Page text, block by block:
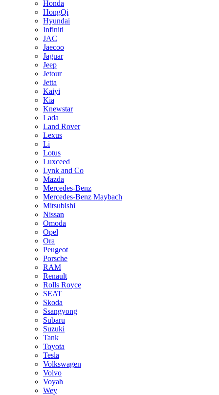
Honda
HongQi
Hyundai
Infiniti
JAC
Jaecoo
Jaguar
Jeep
Jetour
Jetta
Kaiyi
Kia
Knewstar
Lada
Land Rover
Lexus
Li
Lotus
Luxceed
Lynk and Co
Mazda
Mercedes-Benz
Mercedes-Benz Maybach
Mitsubishi
Nissan
Omoda
Opel
Ora
Peugeot
Porsche
RAM
Renault
Rolls Royce
SEAT
Skoda
Ssangyong
Subaru
Suzuki
Tank
Toyota
Tesla
Volkswagen
Volvo
Voyah
Wey